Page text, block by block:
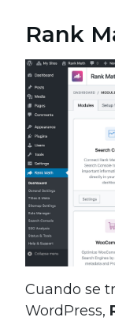
Rank
Cuando se
WordPress,